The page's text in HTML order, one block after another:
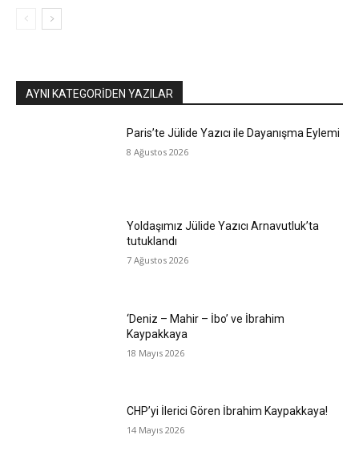
AYNI KATEGORIDEN YAZILAR
Paris’te Jülide Yazıcı ile Dayanışma Eylemi
8 Ağustos 2026
Yoldaşımız Jülide Yazıcı Arnavutluk’ta
tutuklandı
7 Ağustos 2026
‘Deniz – Mahir – İbo’ ve İbrahim
Kaypakkaya
18 Mayıs 2026
CHP’yi İlerici Gören İbrahim Kaypakkaya!
14 Mayıs 2026